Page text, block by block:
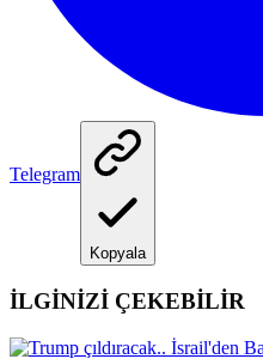
Telegram
Kopyala
İLGİNİZİ ÇEKEBİLİR